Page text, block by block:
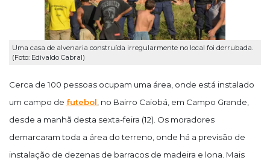
Uma casa de alvenaria construída irregularmente no local foi derrubada.
(Foto: Edivaldo Cabral)
Cerca de 100 pessoas ocupam uma área, onde está instalado
um campo de futebol , no Bairro Caiobá, em Campo Grande,
desde a manhã desta sexta-feira (12). Os moradores
demarcaram toda a área do terreno, onde há a previsão de
instalação de dezenas de barracos de madeira e lona. Mais